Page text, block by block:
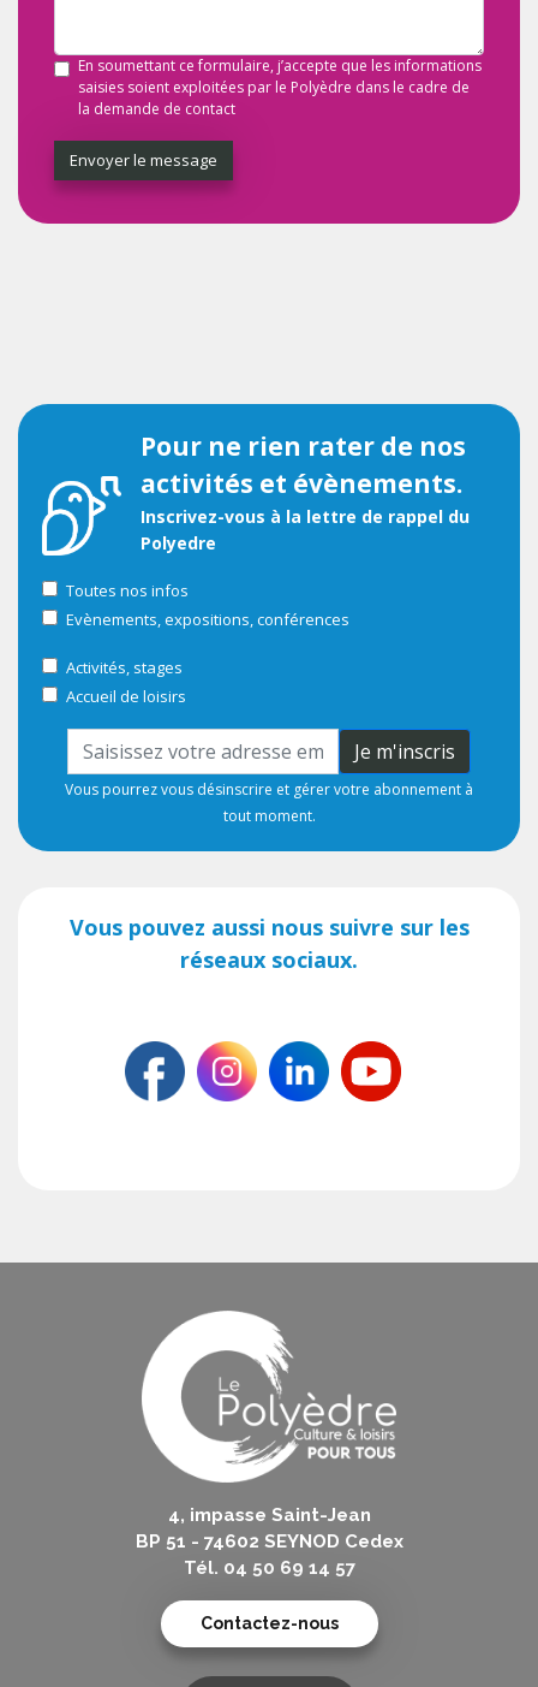
En soumettant ce formulaire, j’accepte que les informations
saisies soient exploitées par le Polyèdre dans le cadre de
la demande de contact
Envoyer le message
Pour ne rien rater de nos
activités et évènements.
Inscrivez-vous à la lettre de rappel du
Polyedre
Toutes nos infos
Evènements, expositions, conférences
Activités, stages
Accueil de loisirs
Je m'inscris
Vous pourrez vous désinscrire et gérer votre abonnement à
tout moment.
Vous pouvez aussi nous suivre sur les
réseaux sociaux.
4, impasse Saint-Jean
BP 51 - 74602 SEYNOD Cedex
Tél. 04 50 69 14 57
Contactez-nous